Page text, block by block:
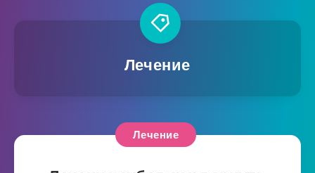
Лечение
Лечение